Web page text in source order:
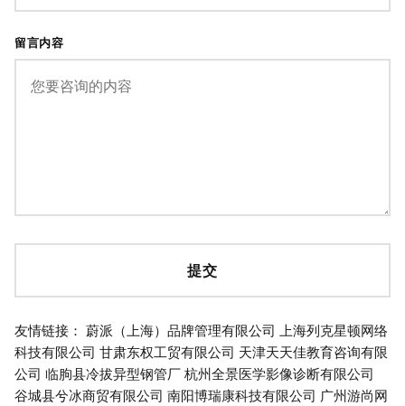
留言内容
友情链接： 蔚派（上海）品牌管理有限公司 上海列克星顿网络
科技有限公司 甘肃东权工贸有限公司 天津天天佳教育咨询有限
公司 临朐县冷拔异型钢管厂杭州全景医学影像诊断有限公司
谷城县兮冰商贸有限公司 南阳博瑞康科技有限公司 广州游尚网